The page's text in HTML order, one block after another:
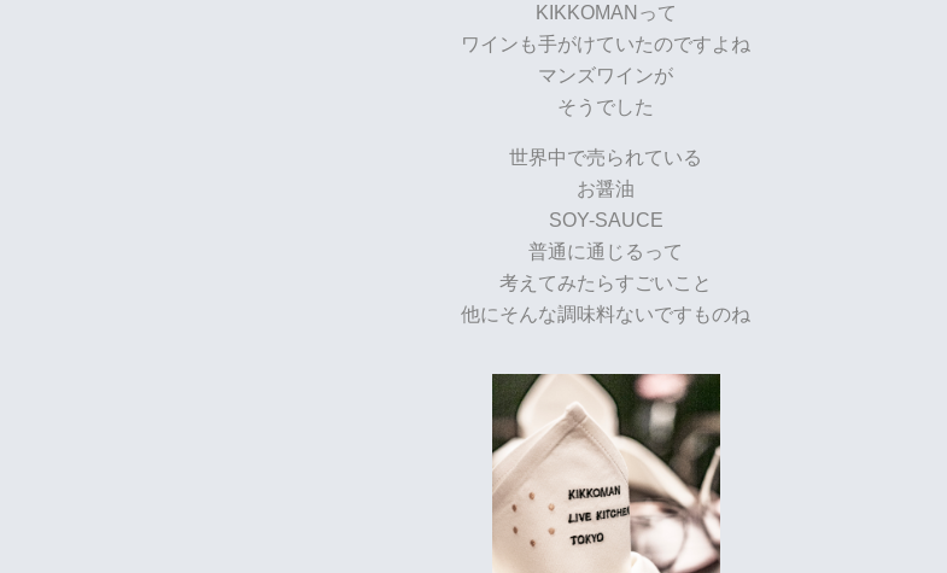
KIKKOMANって
ワインも手がけていたのですよね
マンズワインが
そうでした
世界中で売られている
お醤油
SOY-SAUCE
普通に通じるって
考えてみたらすごいこと
他にそんな調味料ないですものね